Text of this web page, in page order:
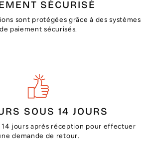
SÉCURISÉ
sont protégées grâce à des systèmes
de paiement sécurisés.
SOUS 14 JOURS
14 jours après réception pour effectuer
demande de retour.